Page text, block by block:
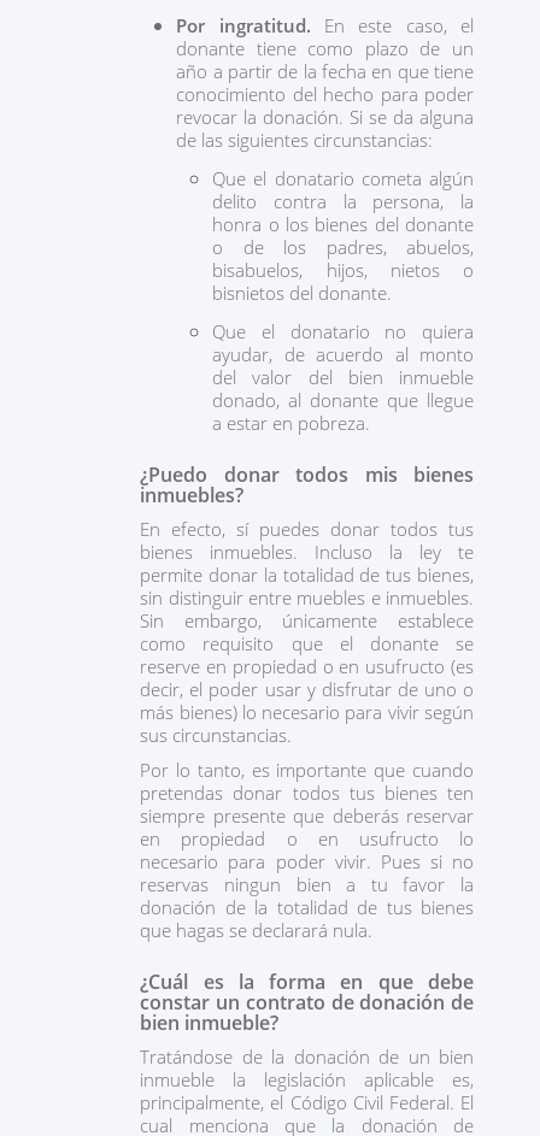
Por ingratitud. En este caso, el
donante tiene como plazo de un
año a partir de la fecha en que tiene
conocimiento del hecho para poder
revocar la donación. Si se da alguna
de las siguientes circunstancias:
Que el donatario cometa algún
delito contra la persona, la
honra o los bienes del donante
o de los padres, abuelos,
bisabuelos, hijos, nietos o
bisnietos del donante.
Que el donatario no quiera
ayudar, de acuerdo al monto
del valor del bien inmueble
donado, al donante que llegue
a estar en pobreza.
¿Puedo donar todos mis bienes
inmuebles?
En efecto, sí puedes donar todos tus
bienes inmuebles. Incluso la ley te
permite donar la totalidad de tus bienes,
sin distinguir entre muebles e inmuebles.
Sin embargo, únicamente establece
como requisito que el donante se
reserve en propiedad o en usufructo (es
decir, el poder usar y disfrutar de uno o
más bienes) lo necesario para vivir según
sus circunstancias.
Por lo tanto, es importante que cuando
pretendas donar todos tus bienes ten
siempre presente que deberás reservar
en propiedad o en usufructo lo
necesario para poder vivir. Pues si no
reservas ningun bien a tu favor la
donación de la totalidad de tus bienes
que hagas se declarará nula.
¿Cuál es la forma en que debe
constar un contrato de donación de
bien inmueble?
Tratándose de la donación de un bien
inmueble la legislación aplicable es,
principalmente, el Código Civil Federal. El
cual menciona que la donación de